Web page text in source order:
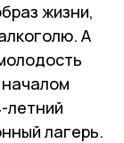
жизни,
А
летний
лагерь.